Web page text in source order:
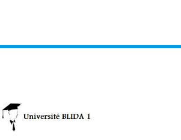
les lésions cutanées
plus, bien que non directement
processus pathologique, la peau